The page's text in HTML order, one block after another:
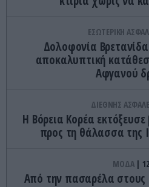
ΕΣΩΤΕΡΙΚΗ
Δολοφονία
αποκαλυπτική
Αφγανού
ΔΙΕΘΝΗΣ
Η Βόρεια Κορέα
προς τη θάλασσα της
ΜΟΔΑ
Από την πασαρέλα